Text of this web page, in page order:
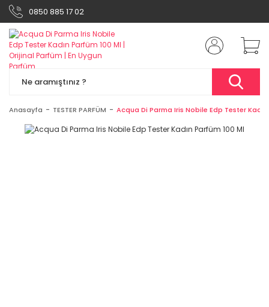
0850 885 17 02
Anasayfa TESTER PARFÜM Acqua Di Parma Iris Nobile Edp Tester